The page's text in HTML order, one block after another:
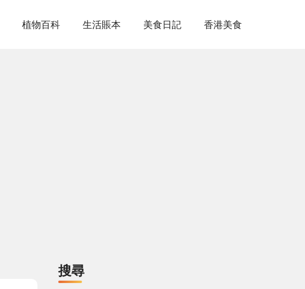
植物百科 生活賬本 美食日記 香港美食
搜尋